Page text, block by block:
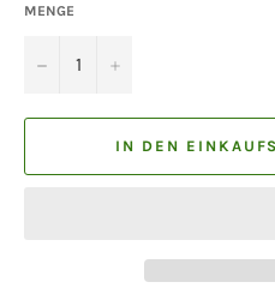
MENGE
− +
IN DEN